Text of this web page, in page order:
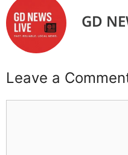
GD
Leave a